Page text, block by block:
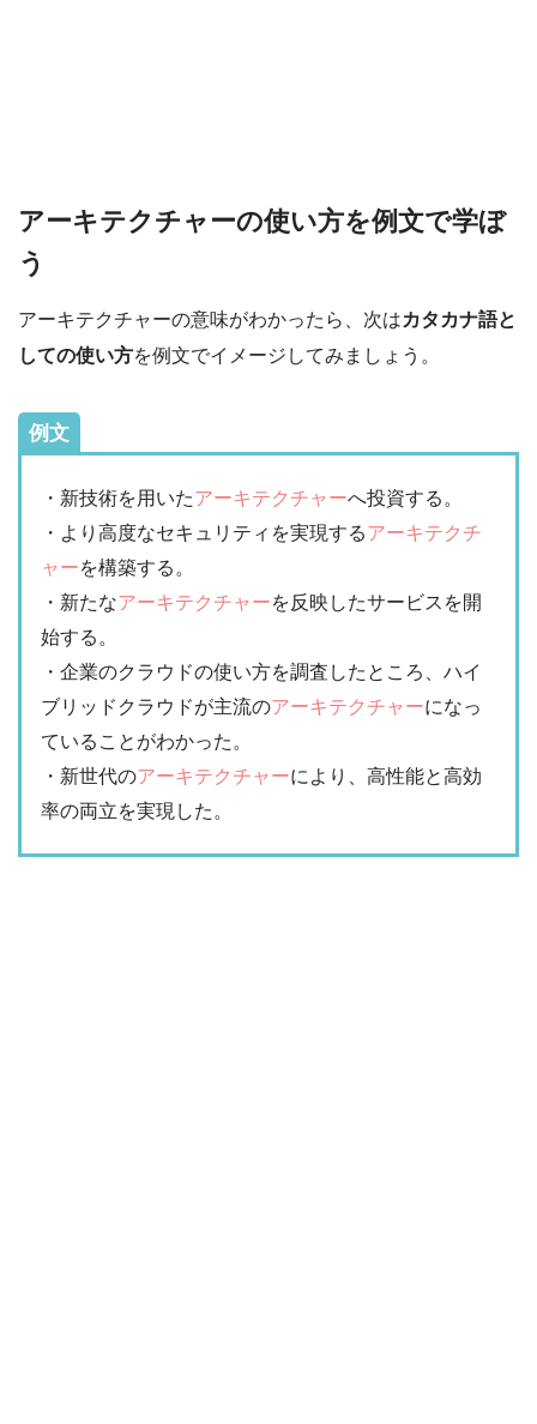
アーキテクチャーの使い方を例文で学ぼ
う
アーキテクチャーの意味がわかったら、次はカタカナ語と
しての使い方を例文でイメージしてみましょう。
例文
・新技術を用いたアーキテクチャーへ投資する。
・より高度なセキュリティを実現するアーキテクチ
ャーを構築する。
・新たなアーキテクチャーを反映したサービスを開
始する。
・企業のクラウドの使い方を調査したところ、ハイ
ブリッドクラウドが主流のアーキテクチャーになっ
ていることがわかった。
・新世代のアーキテクチャーにより、高性能と高効
率の両立を実現した。